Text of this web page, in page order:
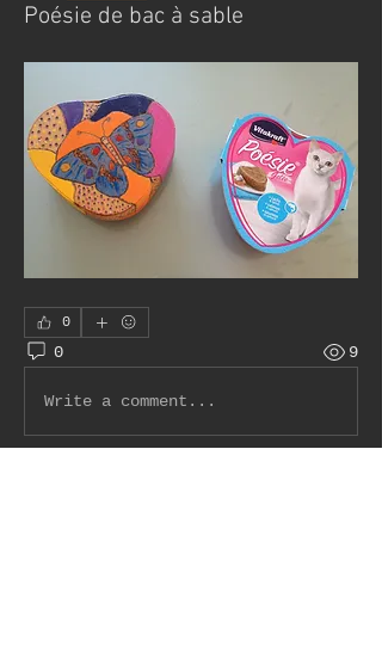
Poésie de bac à sable
0
0 9
Write a comment...